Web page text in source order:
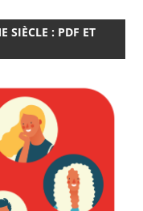
SIÈCLE : PDF ET